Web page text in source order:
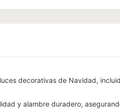
decorativas de Navidad,
y alambre duradero,